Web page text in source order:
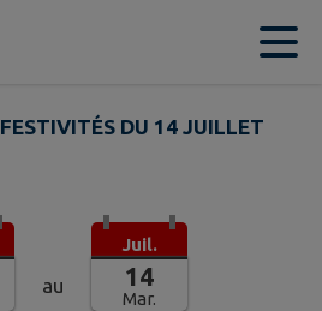
FESTIVITÉS DU 14 JUILLET
au
Juil.
14
Mar.